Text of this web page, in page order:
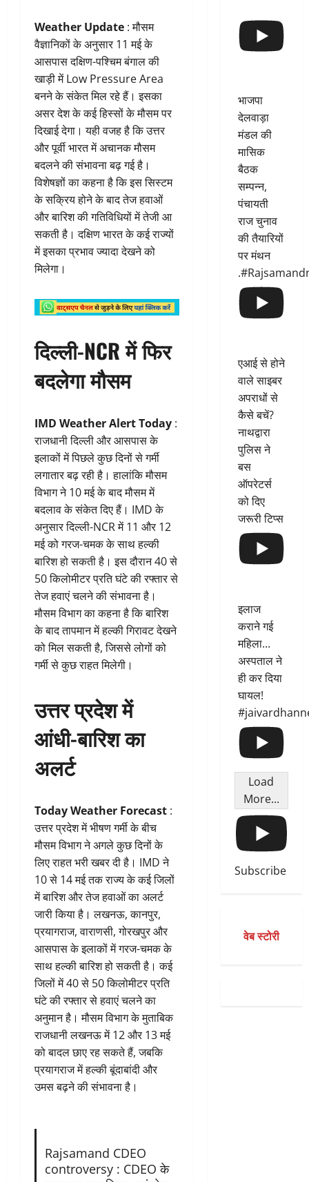
Weather Update : मौसम
वैज्ञानिकों के अनुसार 11 मई के
आसपास दक्षिण-पश्चिम बंगाल की
खाड़ी में Low Pressure Area
बनने के संकेत मिल रहे हैं। इसका
असर देश के कई हिस्सों के मौसम पर
दिखाई देगा। यही वजह है कि उत्तर
और पूर्वी भारत में अचानक मौसम
बदलने की संभावना बढ़ गई है।
विशेषज्ञों का कहना है कि इस सिस्टम
के सक्रिय होने के बाद तेज हवाओं
और बारिश की गतिविधियों में तेजी आ
सकती है। दक्षिण भारत के कई राज्यों
में इसका प्रभाव ज्यादा देखने को
मिलेगा।
दिल्ली-NCR में फिर
बदलेगा मौसम
IMD Weather Alert Today :
राजधानी दिल्ली और आसपास के
इलाकों में पिछले कुछ दिनों से गर्मी
लगातार बढ़ रही है। हालांकि मौसम
विभाग ने 10 मई के बाद मौसम में
बदलाव के संकेत दिए हैं। IMD के
अनुसार दिल्ली-NCR में 11 और 12
मई को गरज-चमक के साथ हल्की
बारिश हो सकती है। इस दौरान 40 से
50 किलोमीटर प्रति घंटे की रफ्तार से
तेज हवाएं चलने की संभावना है।
मौसम विभाग का कहना है कि बारिश
के बाद तापमान में हल्की गिरावट देखने
को मिल सकती है, जिससे लोगों को
गर्मी से कुछ राहत मिलेगी।
उत्तर प्रदेश में
आंधी-बारिश का
अलर्ट
Today Weather Forecast :
उत्तर प्रदेश में भीषण गर्मी के बीच
मौसम विभाग ने अगले कुछ दिनों के
लिए राहत भरी खबर दी है। IMD ने
10 से 14 मई तक राज्य के कई जिलों
में बारिश और तेज हवाओं का अलर्ट
जारी किया है। लखनऊ, कानपुर,
प्रयागराज, वाराणसी, गोरखपुर और
आसपास के इलाकों में गरज-चमक के
साथ हल्की बारिश हो सकती है। कई
जिलों में 40 से 50 किलोमीटर प्रति
घंटे की रफ्तार से हवाएं चलने का
अनुमान है। मौसम विभाग के मुताबिक
राजधानी लखनऊ में 12 और 13 मई
को बादल छाए रह सकते हैं, जबकि
प्रयागराज में हल्की बूंदाबांदी और
उमस बढ़ने की संभावना है।
Rajsamand CDEO
controversy : CDEO के
भाजपा
देलवाड़ा
मंडल की
मासिक
बैठक
सम्पन्न,
पंचायती
राज चुनाव
की तैयारियों
पर मंथन
एआई से होने
वाले साइबर
अपराधों से
कैसे बचें?
नाथद्वारा
पुलिस ने
बस
ऑपरेटर्स
को दिए
जरूरी टिप्स
इलाज
कराने गई
महिला...
अस्पताल ने
ही कर दिया
घायल!
Load
More...
Subscribe
वेब स्टोरी